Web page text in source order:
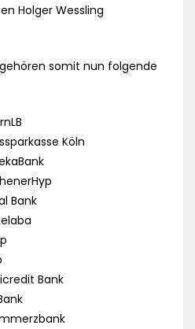
Holger Wessling
somit nun folgende
Köln
Bank
Bank